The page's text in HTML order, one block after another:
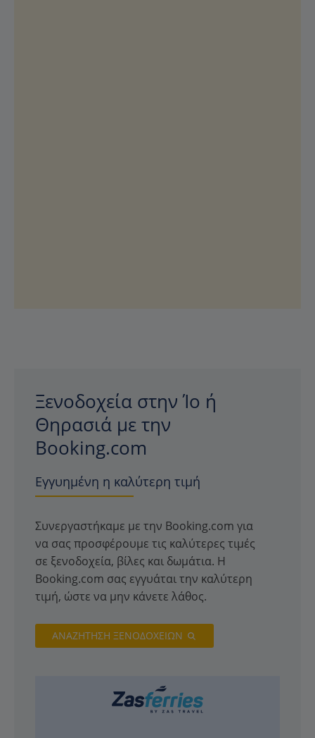
Ξενοδοχεία στην Ίο ή
Θηρασιά με την
Booking.com
Εγγυημένη η καλύτερη τιμή
Συνεργαστήκαμε με την Booking.com για
να σας προσφέρουμε τις καλύτερες τιμές
σε ξενοδοχεία, βίλες και δωμάτια. Η
Booking.com σας εγγυάται την καλύτερη
τιμή, ώστε να μην κάνετε λάθος.
ΑΝΑΖΗΤΗΣΗ ΞΕΝΟΔΟΧΕΙΩΝ